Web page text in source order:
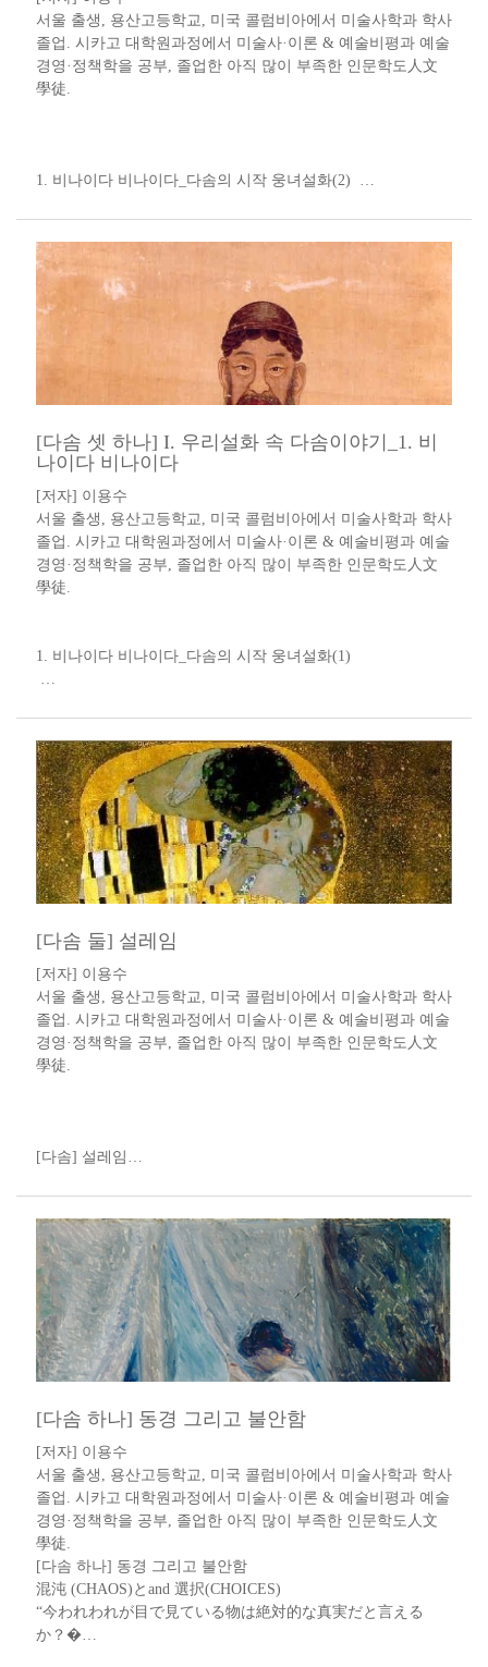
서울 출생, 용산고등학교, 미국 콜럼비아에서 미술사학과 학사
졸업. 시카고 대학원과정에서 미술사·이론 & 예술비평과 예술
경영·정책학을 공부, 졸업한 아직 많이 부족한 인문학도人文
學徒​.​​​​
​1. 비나이다 비나이다​_​다솜의 시작 웅녀설화​(2) ​ …
[다솜 셋 하나] I. 우리설화 속 다솜이야기_1. 비
나이다 비나이다
[저자] 이용수 ​​
서울 출생, 용산고등학교, 미국 콜럼비아에서 미술사학과 학사
졸업. 시카고 대학원과정에서 미술사·이론 & 예술비평과 예술
경영·정책학을 공부, 졸업한 아직 많이 부족한 인문학도人文
學徒​.​​​​
​1. 비나이다 비나이다​_​다솜의 시작 웅녀설화​(1) ​
…
​[다솜 둘] 설레임​
[저자] 이용수 ​​
서울 출생, 용산고등학교, 미국 콜럼비아에서 미술사학과 학사
졸업. 시카고 대학원과정에서 미술사·이론 & 예술비평과 예술
경영·정책학을 공부, 졸업한 아직 많이 부족한 인문학도人文
學徒​.​​​​
[다솜] 설레임​…
[다솜 하나] 동경 그리고 불안함
[저자] 이용수 ​​
서울 출생, 용산고등학교, 미국 콜럼비아에서 미술사학과 학사
졸업. 시카고 대학원과정에서 미술사·이론 & 예술비평과 예술
경영·정책학을 공부, 졸업한 아직 많이 부족한 인문학도人文
學徒​.​​​​
[다솜 하나] 동경 그리고 불안함
混沌 (CHAOS)とand 選択(CHOICES)
“今われわれが目で見ている物は絶対的な真実だと言える
か？�…